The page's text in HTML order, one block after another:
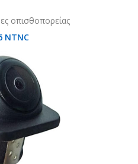
οπισθοπορείας
NTNC